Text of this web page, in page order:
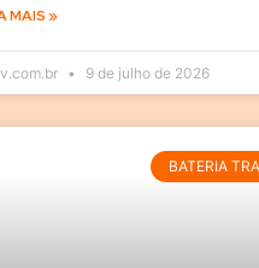
MAIS »
9 de julho de 2026
BATERIA